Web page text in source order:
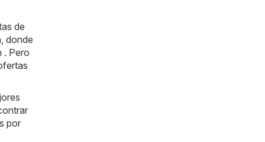
de
donde
. Pero
por